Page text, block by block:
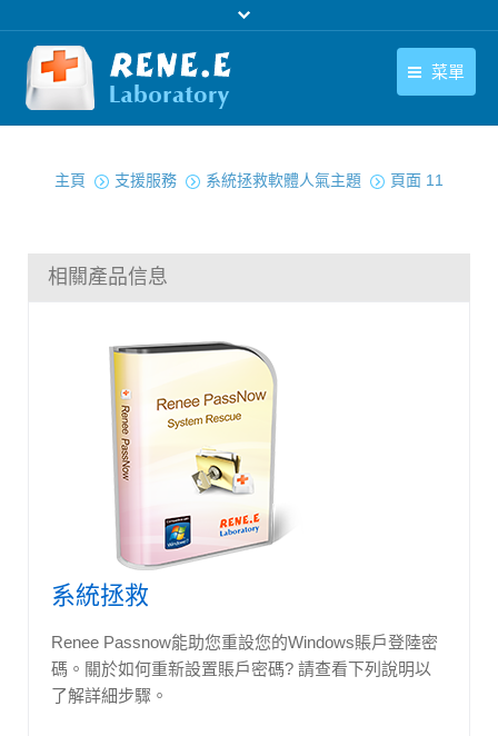
菜單
下載中心
關於我們
繁體中文
主頁 支援服務 系統拯救軟體人氣主題 頁面 11
相關產品信息
系統拯救
Renee Passnow能助您重設您的Windows賬戶登陸密
碼。關於如何重新設置賬戶密碼? 請查看下列說明以
了解詳細步驟。